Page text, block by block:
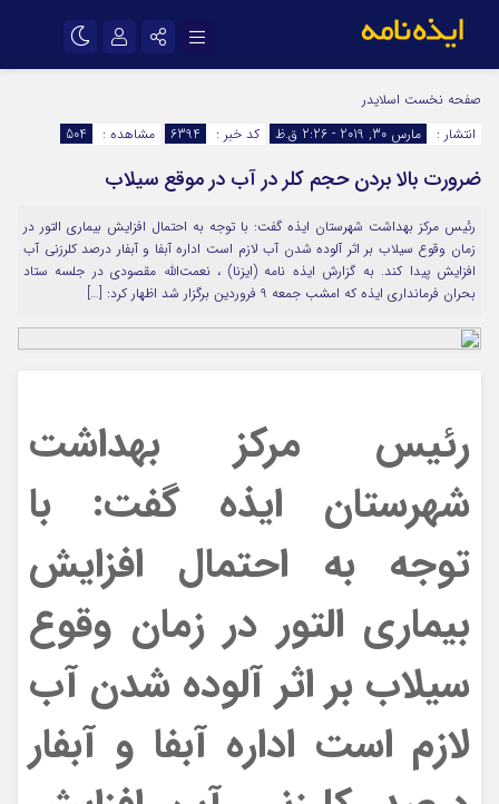
اینستاگرام
سروش
ایتا
آپارات
اپلیکیشن رمز عبور
مرا به خاطر بسپار
صفحه نخست اسلایدر
انتشار :
مارس 30, 2019 - 2:26 ق.ظ کد خبر : 6394 مشاهده : 504
ضرورت بالا بردن حجم کلر در آب در موقع سیلاب
رئیس مرکز بهداشت شهرستان ایذه گفت: با توجه به احتمال افزایش بیماری التور در
زمان وقوع سیلاب بر اثر آلوده شدن آب لازم است اداره آبفا و آبفار درصد کلرزنی آب
افزایش پیدا کند. به گزارش ایذه نامه (ایزنا) ، نعمت‌الله مقصودی در جلسه ستاد
بحران فرمانداری ایذه که امشب جمعه 9 فروردین برگزار شد اظهار کرد: […]
رئیس مرکز بهداشت
شهرستان ایذه گفت: با
توجه به احتمال افزایش
بیماری التور در زمان وقوع
سیلاب بر اثر آلوده شدن آب
لازم است اداره آبفا و آبفار